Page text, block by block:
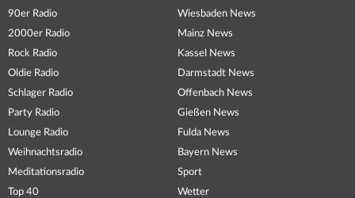
90er Radio
2000er Radio
Rock Radio
Oldie Radio
Schlager Radio
Party Radio
Lounge Radio
Weihnachtsradio
Meditationsradio
Top 40
Wiesbaden News
Mainz News
Kassel News
Darmstadt News
Offenbach News
Gießen News
Fulda News
Bayern News
Sport
Wetter